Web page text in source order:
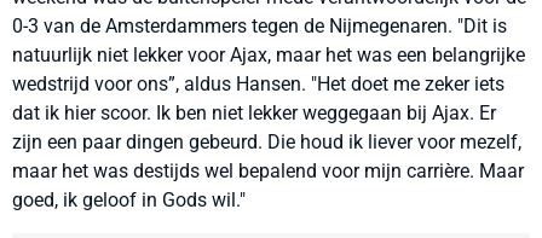
0-3 van de Amsterdammers tegen de Nijmegenaren. "Dit is
natuurlijk niet lekker voor Ajax, maar het was een belangrijke
wedstrijd voor ons”, aldus Hansen. "Het doet me zeker iets
dat ik hier scoor. Ik ben niet lekker weggegaan bij Ajax. Er
zijn een paar dingen gebeurd. Die houd ik liever voor mezelf,
maar het was destijds wel bepalend voor mijn carrière. Maar
goed, ik geloof in Gods wil."